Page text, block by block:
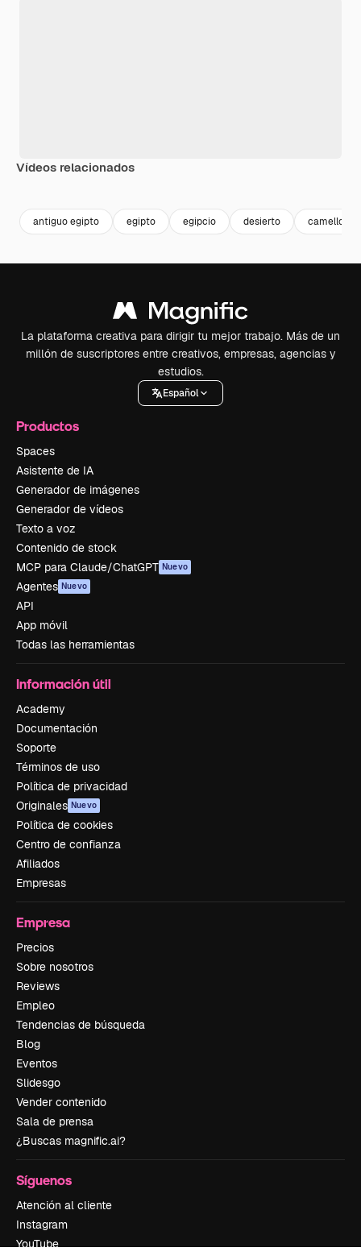
Vídeos relacionados
antiguo egipto egipto egipcio desierto camello
La plataforma creativa para dirigir tu mejor trabajo. Más de un
millón de suscriptores entre creativos, empresas, agencias y
estudios.
Español
Productos
Spaces
Asistente de IA
Generador de imágenes
Generador de vídeos
Texto a voz
Contenido de stock
MCP para Claude/ChatGPT Nuevo
Agentes Nuevo
API
App móvil
Todas las herramientas
Información útil
Academy
Documentación
Soporte
Términos de uso
Política de privacidad
Originales Nuevo
Política de cookies
Centro de confianza
Afiliados
Empresas
Empresa
Precios
Sobre nosotros
Reviews
Empleo
Tendencias de búsqueda
Blog
Eventos
Slidesgo
Vender contenido
Sala de prensa
¿Buscas magnific.ai?
Síguenos
Atención al cliente
Instagram
YouTube